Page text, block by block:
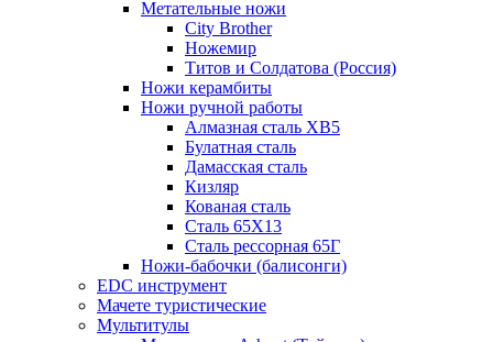
Метательные ножи
City Brother
Ножемир
Титов и Солдатова (Россия)
Ножи керамбиты
Ножи ручной работы
Алмазная сталь ХВ5
Булатная сталь
Дамасская сталь
Кизляр
Кованая сталь
Сталь 65Х13
Сталь рессорная 65Г
Ножи-бабочки (балисонги)
EDC инструмент
Мачете туристические
Мультитулы